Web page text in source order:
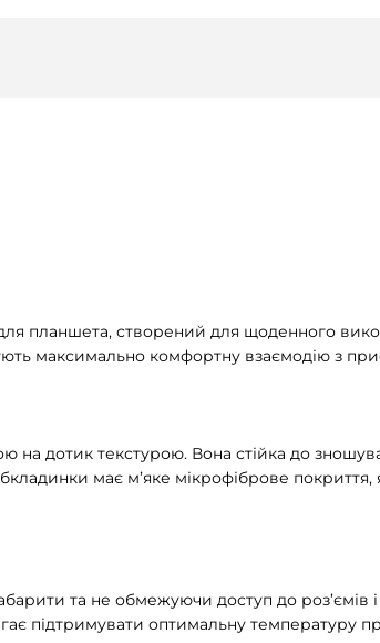
планшета, створений для щоденного
максимально комфортну взаємодію з
дотик текстурою. Вона стійка до
має м’яке мікрофіброве
та не обмежуючи доступ до роз’ємів
підтримувати оптимальну температуру